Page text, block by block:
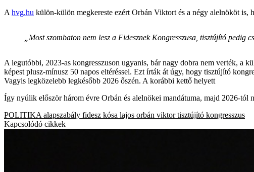
A hvg.hu külön-külön megkereste ezért Orbán Viktort és a négy alelnököt
„Most szombaton nem lesz a Fidesznek Kongresszusa, tisztújító pedig
A legutóbbi, 2023-as kongresszuson ugyanis, bár nagy dobra nem verték, a
képest plusz-mínusz 50 napos eltéréssel. Ezt írták át úgy, hogy tisztújító
Vagyis legközelebb legkésőbb 2026 őszén. A korábbi kettő helyett
Így nyúlik először három évre Orbán és alelnökei mandátuma, majd 2026-tól
POLITIKA alapszabály fidesz kósa lajos orbán viktor tisztújító kongresszus
Kapcsolódó cikkek